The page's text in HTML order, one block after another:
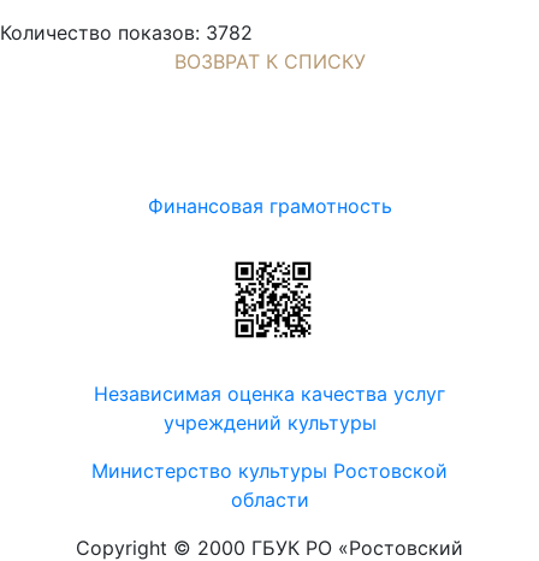
Количество показов: 3782
ВОЗВРАТ К СПИСКУ
Финансовая грамотность
Независимая оценка качества услуг
учреждений культуры
Министерство культуры Ростовской
области
Copyright © 2000 ГБУК РО «Ростовский